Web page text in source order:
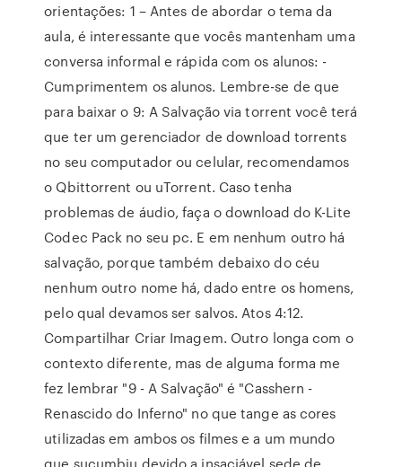
orientações: 1 – Antes de abordar o tema da
aula, é interessante que vocês mantenham uma
conversa informal e rápida com os alunos: -
Cumprimentem os alunos. Lembre-se de que
para baixar o 9: A Salvação via torrent você terá
que ter um gerenciador de download torrents
no seu computador ou celular, recomendamos
o Qbittorrent ou uTorrent. Caso tenha
problemas de áudio, faça o download do K-Lite
Codec Pack no seu pc. E em nenhum outro há
salvação, porque também debaixo do céu
nenhum outro nome há, dado entre os homens,
pelo qual devamos ser salvos. Atos 4:12.
Compartilhar Criar Imagem. Outro longa com o
contexto diferente, mas de alguma forma me
fez lembrar "9 - A Salvação" é "Casshern -
Renascido do Inferno" no que tange as cores
utilizadas em ambos os filmes e a um mundo
que sucumbiu devido a insaciável sede de